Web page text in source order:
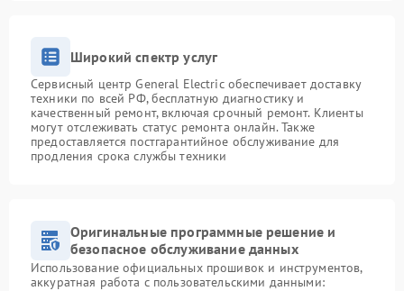
Широкий спектр услуг
Сервисный центр General Electric обеспечивает доставку
техники по всей РФ, бесплатную диагностику и
качественный ремонт, включая срочный ремонт. Клиенты
могут отслеживать статус ремонта онлайн. Также
предоставляется постгарантийное обслуживание для
продления срока службы техники
Оригинальные программные решение и
безопасное обслуживание данных
Использование официальных прошивок и инструментов,
аккуратная работа с пользовательскими данными: